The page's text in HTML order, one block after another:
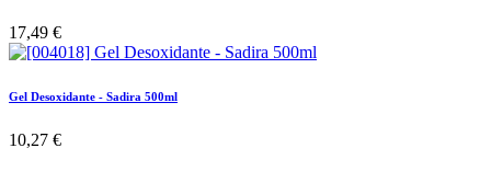
17,49 €
Gel Desoxidante - Sadira 500ml
10,27 €